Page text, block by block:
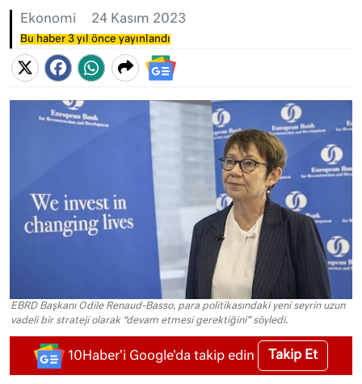
Ekonomi 24 Kasım 2023
Bu haber 3 yıl önce yayınlandı
EBRD Başkanı Odile Renaud-Basso, para politikasındaki yeni seyrin uzun
vadeli bir strateji olarak “devam etmesi gerektiğini” söyledi.
10Haber'i Google'da takip edin Takip Et